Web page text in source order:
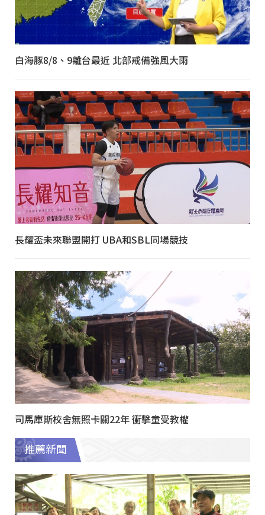
白海豚8/8、9離台最近 北部戒備強風大雨
長耀盃未來聯盟開打 UBA和SBL同場競技
司馬庫斯校舍無照卡關22年 衝擊童受教權
推薦新聞